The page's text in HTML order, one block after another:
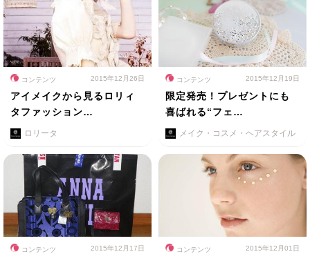
コンテンツ 2015年12月26日
アイメイクから見るロリィ
タファッション…
ロリータ
コンテンツ 2015年12月19日
限定発売！プレゼントにも
喜ばれる“フェ…
メイク・コスメ・ヘアスタイル
コンテンツ 2015年12月17日 コンテンツ 2015年12月01日